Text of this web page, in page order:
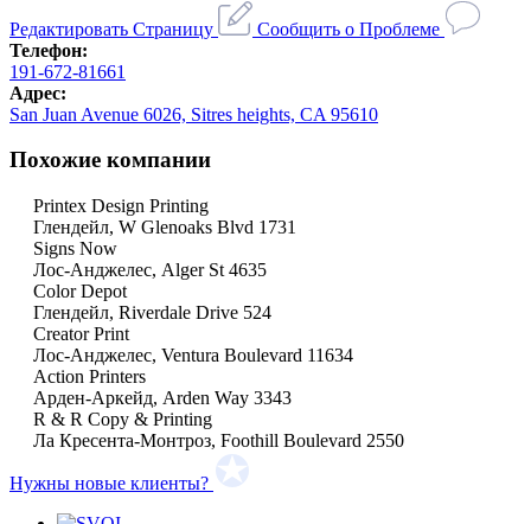
Редактировать Страницу
Сообщить о Проблеме
Телефон:
191-672-81661
Адрес:
San Juan Avenue 6026, Sitres heights, CA 95610
Похожие компании
Printex Design Printing
Глендейл, W Glenoaks Blvd 1731
Signs Now
Лос-Анджелес, Alger St 4635
Color Depot
Глендейл, Riverdale Drive 524
Creator Print
Лос-Анджелес, Ventura Boulevard 11634
Action Printers
Арден-Аркейд, Arden Way 3343
R & R Copy & Printing
Ла Кресента-Монтроз, Foothill Boulevard 2550
Нужны новые клиенты?